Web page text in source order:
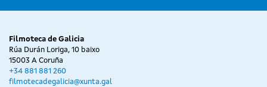
Filmoteca de Galicia
Rúa Durán Loriga, 10 baixo
15003 A Coruña
+34 881 881 260
filmotecadegalicia@xunta.gal